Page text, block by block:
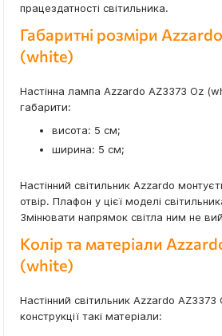
працездатності світильника.
Габаритні розміри
(white)
Настінна лампа Azzardo AZ3373 Oz
габарити:
висота: 5 см;
ширина: 5 см;
Настінний світильник Azzardo
отвір. Плафон у цієї моделі
Змінювати напрямок світла ним не
Колір та матеріали
(white)
Настінний світильник Azzardo
конструкції такі матеріали: